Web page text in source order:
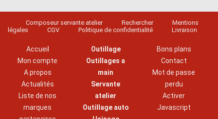
Composeur servante atelier Rechercher
Mentions
légales
CGV Politique de confidentialité Livraison
Accueil
Mon compte
A propos
Actualités
Liste de nos
marques
Outillage
Outillages a
main
Servante
atelier
Outillage auto
Bons plans
Contact
Mot de passe
perdu
Activer
Javascript